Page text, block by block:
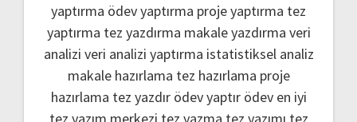
yaptırma ödev yaptırma proje yaptırma tez
yaptırma tez yazdırma makale yazdırma veri
analizi veri analizi yaptırma istatistiksel analiz
makale hazırlama tez hazırlama proje
hazırlama tez yazdır ödev yaptır ödev en iyi
tez yazım merkezi tez yazma tez yazımı tez